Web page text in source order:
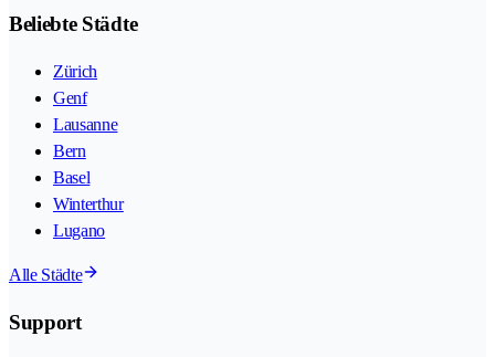
Beliebte Städte
Zürich
Genf
Lausanne
Bern
Basel
Winterthur
Lugano
Alle Städte
Support